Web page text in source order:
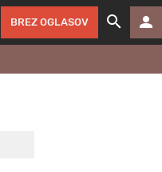
BREZ OGLASOV